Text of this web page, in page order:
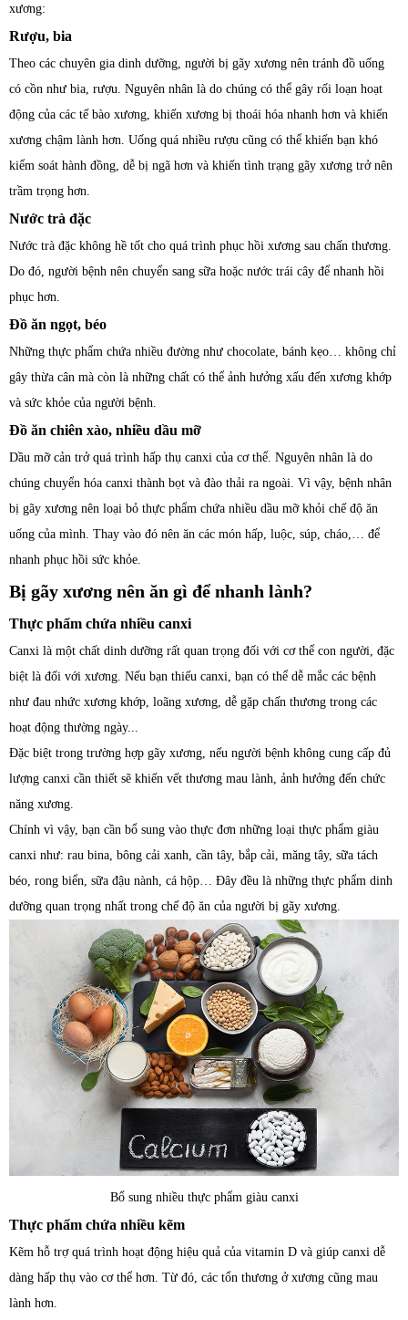
xương:
Rượu, bia
Theo các chuyên gia dinh dưỡng, người bị gãy xương nên tránh đồ uống
có cồn như bia, rượu. Nguyên nhân là do chúng có thể gây rối loạn hoạt
động của các tế bào xương, khiến xương bị thoái hóa nhanh hơn và khiến
xương chậm lành hơn. Uống quá nhiều rượu cũng có thể khiến bạn khó
kiểm soát hành đồng, dễ bị ngã hơn và khiến tình trạng gãy xương trở nên
trầm trọng hơn.
Nước trà đặc
Nước trà đặc không hề tốt cho quá trình phục hồi xương sau chấn thương.
Do đó, người bệnh nên chuyển sang sữa hoặc nước trái cây để nhanh hồi
phục hơn.
Đồ ăn ngọt, béo
Những thực phẩm chứa nhiều đường như chocolate, bánh kẹo… không chỉ
gây thừa cân mà còn là những chất có thể ảnh hưởng xấu đến xương khớp
và sức khỏe của người bệnh.
Đồ ăn chiên xào, nhiều dầu mỡ
Dầu mỡ cản trở quá trình hấp thụ canxi của cơ thể. Nguyên nhân là do
chúng chuyển hóa canxi thành bọt và đào thải ra ngoài. Vì vậy, bệnh nhân
bị gãy xương nên loại bỏ thực phẩm chứa nhiều dầu mỡ khỏi chế độ ăn
uống của mình. Thay vào đó nên ăn các món hấp, luộc, súp, cháo,… để
nhanh phục hồi sức khỏe.
Bị gãy xương nên ăn gì để nhanh lành?
Thực phẩm chứa nhiều canxi
Canxi là một chất dinh dưỡng rất quan trọng đối với cơ thể con người, đặc
biệt là đối với xương. Nếu bạn thiếu canxi, bạn có thể dễ mắc các bệnh
như đau nhức xương khớp, loãng xương, dễ gặp chấn thương trong các
hoạt động thường ngày...
Đặc biệt trong trường hợp gãy xương, nếu người bệnh không cung cấp đủ
lượng canxi cần thiết sẽ khiến vết thương mau lành, ảnh hưởng đến chức
năng xương.
Chính vì vậy, bạn cần bổ sung vào thực đơn những loại thực phẩm giàu
canxi như: rau bina, bông cải xanh, cần tây, bắp cải, măng tây, sữa tách
béo, rong biển, sữa đậu nành, cá hộp… Đây đều là những thực phẩm dinh
dưỡng quan trọng nhất trong chế độ ăn của người bị gãy xương.
Bổ sung nhiều thực phẩm giàu canxi
Thực phẩm chứa nhiều kẽm
Kẽm hỗ trợ quá trình hoạt động hiệu quả của vitamin D và giúp canxi dễ
dàng hấp thụ vào cơ thể hơn. Từ đó, các tổn thương ở xương cũng mau
lành hơn.